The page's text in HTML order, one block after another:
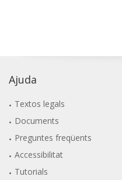
Ajuda
Textos legals
Documents
Preguntes freqüents
Accessibilitat
Tutorials